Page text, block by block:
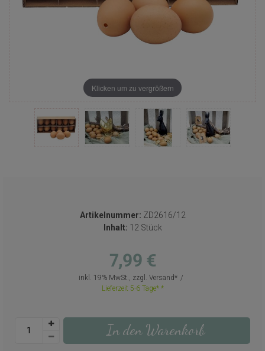
Klicken um zu vergrößern
Artikelnummer: ZD2616/12
Inhalt: 12 Stück
7,99 €
inkl. 19% MwSt., zzgl. Versand
Lieferzeit 5-6 Tage*
In den Warenkorb